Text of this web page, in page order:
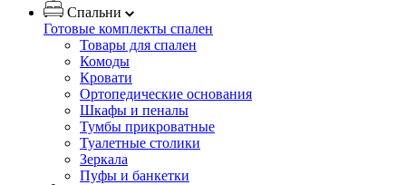
Спальни
Готовые комплекты спален
Товары для спален
Комоды
Кровати
Ортопедические основания
Шкафы и пеналы
Тумбы прикроватные
Туалетные столики
Зеркала
Пуфы и банкетки